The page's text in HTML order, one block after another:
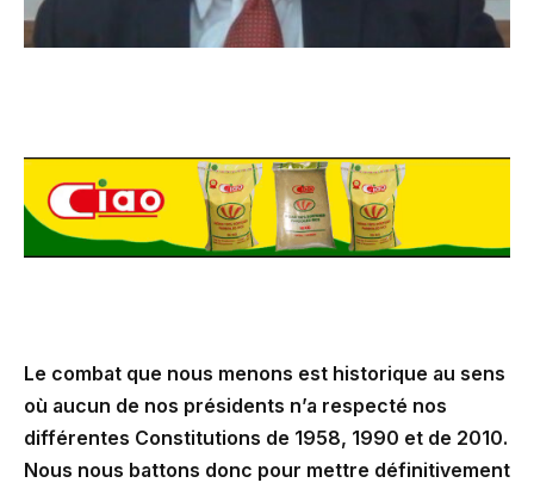
Le combat que nous menons est historique au sens
où aucun de nos présidents n’a respecté nos
différentes Constitutions de 1958, 1990 et de 2010.
Nous nous battons donc pour mettre définitivement